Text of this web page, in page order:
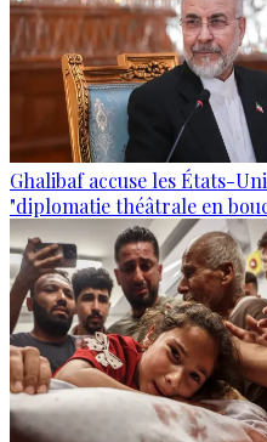
Ghalibaf accuse les États-
"diplomatie théâtrale en